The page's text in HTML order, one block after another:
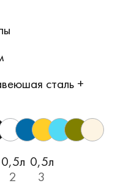
сталь +
0,5л
2
0,5л
3